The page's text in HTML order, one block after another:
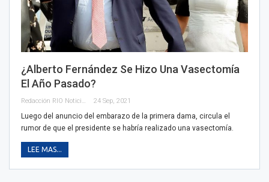
¿Alberto Fernández Se Hizo Una Vasectomía
El Año Pasado?
24 Sep, 2021
Luego del anuncio del embarazo de la primera dama, circula el
rumor de que el presidente se habría realizado una vasectomía.
LEE MAS...